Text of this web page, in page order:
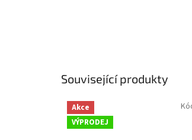
Související produkty
Akce
VÝPRODEJ